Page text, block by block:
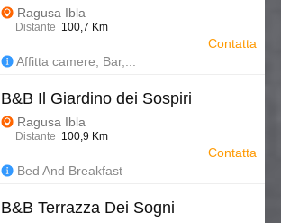
Ragusa Ibla
Distante 100,7 Km
Affitta camere, Bar,...
Contatta
B&B Il Giardino dei Sospiri
Ragusa Ibla
Distante 100,9 Km
Bed And Breakfast
Contatta
B&B Terrazza Dei Sogni